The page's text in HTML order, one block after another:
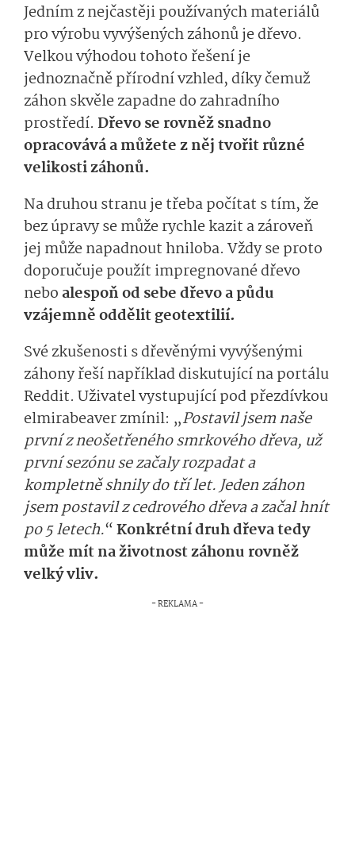
Jedním z nejčastěji používaných materiálů
pro výrobu vyvýšených záhonů je dřevo.
Velkou výhodou tohoto řešení je
jednoznačně přírodní vzhled, díky čemuž
záhon skvěle zapadne do zahradního
prostředí. Dřevo se rovněž snadno
opracovává a můžete z něj tvořit různé
velikosti záhonů.
Na druhou stranu je třeba počítat s tím, že
bez úpravy se může rychle kazit a zároveň
jej může napadnout hniloba. Vždy se proto
doporučuje použít impregnované dřevo
neboalespoň od sebe dřevo a půdu
vzájemně oddělit geotextilií.
Své zkušenosti s dřevěnými vyvýšenými
záhony řeší například diskutující na portálu
Reddit. Uživatel vystupující pod přezdívkou
elmirabeaver zmínil: „Postavil jsem naše
první z neošetřeného smrkového dřeva, už
první sezónu se začaly rozpadat a
kompletně shnily do tří let. Jeden záhon
jsem postavil z cedrového dřeva a začal hnít
po 5 letech.“Konkrétní druh dřeva tedy
může mít na životnost záhonu rovněž
velký vliv.